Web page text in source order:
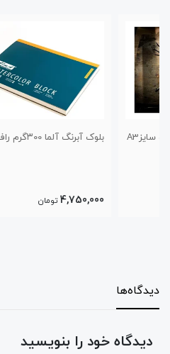
بلوک آبرنگ آلما ۳00گرم رافA3
تومان
دیدگاه‌ها
دیدگاه خود را بنویسید